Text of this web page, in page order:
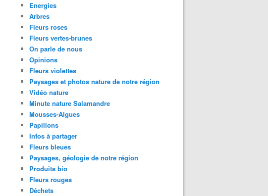
Energies
Arbres
Fleurs roses
Fleurs vertes-brunes
On parle de nous
Opinions
Fleurs violettes
Paysages et photos nature de notre région
Vidéo nature
Minute nature Salamandre
Mousses-Algues
Papillons
Infos à partager
Fleurs bleues
Paysages, géologie de notre région
Produits bio
Fleurs rouges
Déchets